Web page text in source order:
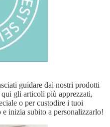
guidare dai nostri prodotti
gli articoli più apprezzati,
o per custodire i tuoi
inizia subito a personalizzarlo!